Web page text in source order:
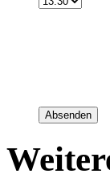
Absenden